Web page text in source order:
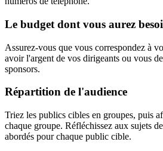
Le budget dont vous aurez
Assurez-vous que vous correspondez à
avoir l'argent de vos dirigeants ou vous
sponsors.
Répartition de l'audience
Triez les publics cibles en groupes, puis
chaque groupe. Réfléchissez aux sujets
abordés pour chaque public cible.